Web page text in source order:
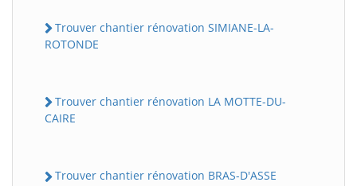
Trouver chantier rénovation SIMIANE-LA-
ROTONDE
Trouver chantier rénovation LA MOTTE-DU-
CAIRE
Trouver chantier rénovation BRAS-D'ASSE